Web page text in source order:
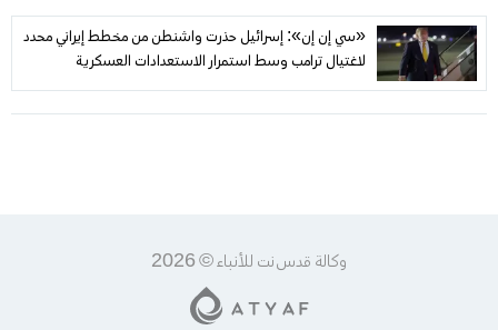
«سي إن إن»: إسرائيل حذرت واشنطن من مخطط إيراني محدد
لاغتيال ترامب وسط استمرار الاستعدادات العسكرية
وكالة قدس نت للأنباء © 2026